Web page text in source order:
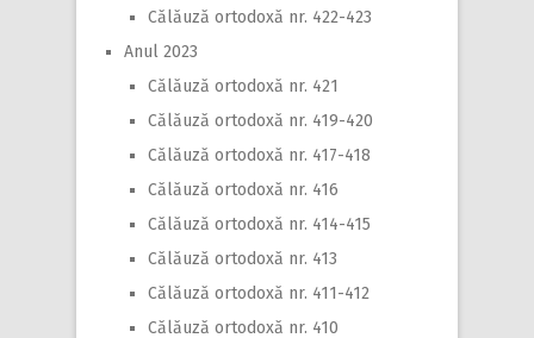
Călăuză ortodoxă nr. 422-423
Anul 2023
Călăuză ortodoxă nr. 421
Călăuză ortodoxă nr. 419-420
Călăuză ortodoxă nr. 417-418
Călăuză ortodoxă nr. 416
Călăuză ortodoxă nr. 414-415
Călăuză ortodoxă nr. 413
Călăuză ortodoxă nr. 411-412
Călăuză ortodoxă nr. 410